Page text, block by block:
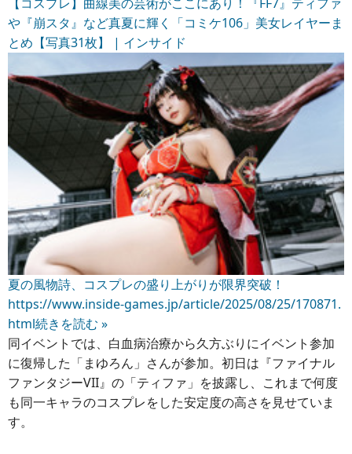
や『崩スタ』など真夏に輝く「コミケ106」美女レイヤーま
とめ【写真31枚】 | インサイド
夏の風物詩、コスプレの盛り上がりが限界突破！
https://www.inside-games.jp/article/2025/08/25/170871.
html続きを読む »
同イベントでは、白血病治療から久方ぶりにイベント参加
に復帰した「まゆろん」さんが参加。初日は『ファイナル
ファンタジーVII』の「ティファ」を披露し、これまで何度
も同一キャラのコスプレをした安定度の高さを見せていま
す。